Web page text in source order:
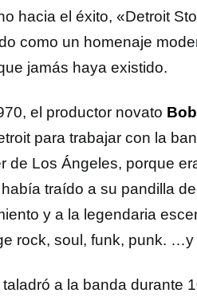
hacia el éxito, «Detroit
como un homenaje
jamás haya existido.
el productor novato
para trabajar con la
de Los Ángeles, porque
traído a su pandilla
y a la legendaria
rock, soul, funk, punk. …y
taladró a la banda durante